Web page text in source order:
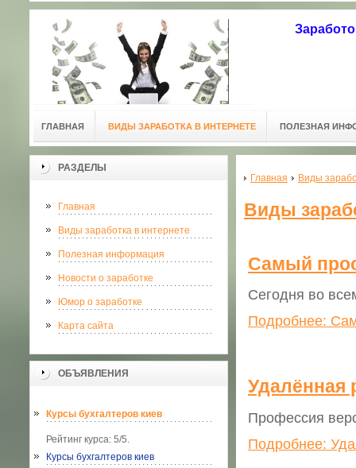
ГЛАВНАЯ ВИДЫ ЗАРАБОТКА В ИНТЕРНЕТЕ ПОЛЕЗНАЯ
РАЗДЕЛЫ
Главная
Виды заработка в интернете
Полезная информация
Новости о заработке
Юмор о заработке
Карта сайта
ОБЪЯВЛЕНИЯ
Курсы бухгалтеров киев
Рейтинг курса: 5/5.
Курсы бухгалтеров киев
Главная Виды
Виды
Самый
Сегодня во
Подробнее:
Удалённая
Профессия
Подробнее: